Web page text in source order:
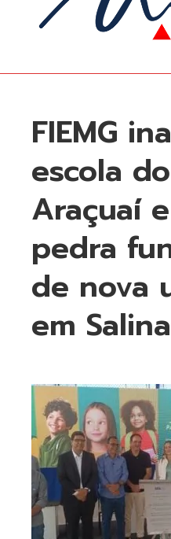
FIEMG
escola
Araçuaí
pedra
de nova
em